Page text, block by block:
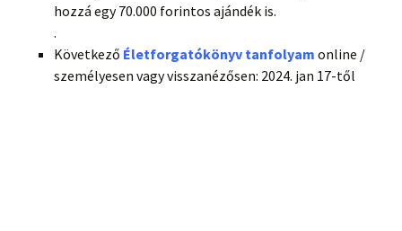
hozzá egy 70.000 forintos ajándék is.
.
Következő Életforgatókönyv tanfolyam online /
személyesen vagy visszanézősen: 2024. jan 17-től